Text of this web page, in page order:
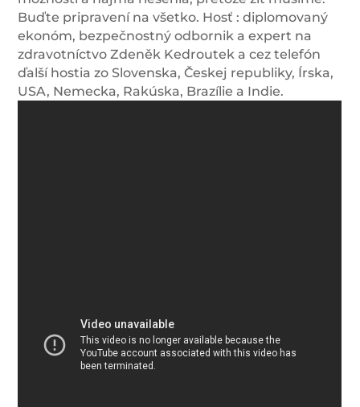
Buďte pripravení na všetko. Hosť : diplomovaný
ekonóm, bezpečnostný odbornik a expert na
zdravotníctvo Zdeněk Kedroutek a cez telefón
ďalší hostia zo Slovenska, Českej republiky, Írska,
USA, Nemecka, Rakúska, Brazílie a Indie.